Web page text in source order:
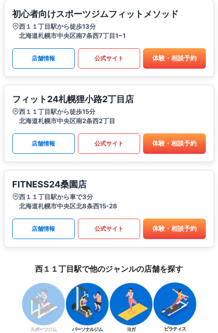
初心者向けスポーツジムフィットメソッド
西１１丁目駅から徒歩13分
北海道札幌市中央区南7条西7丁目1−1
店舗情報 公式サイト 体験・相談予約
フィット24札幌狸小路2丁目店
西１１丁目駅から徒歩15分
北海道札幌市中央区南2条西2丁目
店舗情報 公式サイト 体験・相談予約
FITNESS24桑園店
西１１丁目駅から車で3分
北海道札幌市中央区北8条西15-28
店舗情報 公式サイト 体験・相談予約
西１１丁目駅で他のジャンルの店舗を探す
スポーツジム パーソナルジム ヨガ ピラティス